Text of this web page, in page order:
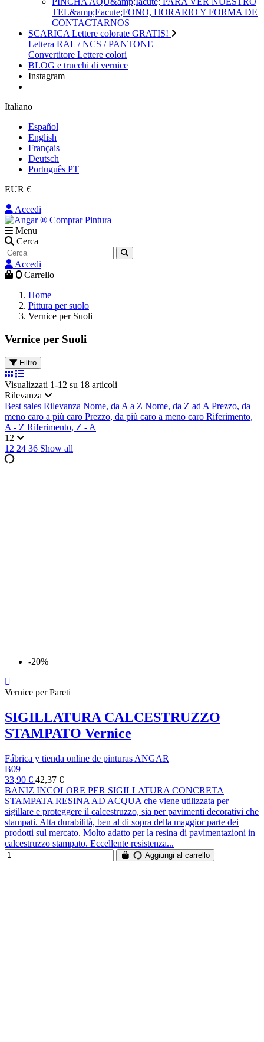
TEL&amp;Eacute;FONO, HORARIO Y FORMA DE
CONTACTARNOS
SCARICA Lettere colorate GRATIS!
Lettera RAL / NCS / PANTONE
Convertitore Lettere colori
BLOG e trucchi di vernice
Instagram
Italiano
Español
English
Français
Deutsch
Português PT
EUR €
Accedi
Menu
Cerca
Accedi
0 Carrello
Home
Pittura per suolo
Vernice per Suoli
Vernice per Suoli
Filtro
Visualizzati 1-12 su 18 articoli
Rilevanza
Best sales Rilevanza Nome, da A a Z Nome, da Z ad APrezzo, da
meno caro a più caro Prezzo, da più caro a meno caro Riferimento,
A - Z Riferimento, Z - A
12
12 24 36 Show all
-20%
Vernice per Pareti
SIGILLATURA CALCESTRUZZO
STAMPATO Vernice
Fábrica y tienda online de pinturas ANGAR
B09
33,90 € 42,37 €
BANIZ INCOLORE PER SIGILLATURA CONCRETA
STAMPATA RESINA AD ACQUA che viene utilizzata per
sigillare e proteggere il calcestruzzo, sia per pavimenti decorativi che
stampati. Alta durabilità, ben al di sopra della maggior parte dei
prodotti sul mercato. Molto adatto per la resina di pavimentazioni in
calcestruzzo stampato. Eccellente resistenza...
Aggiungi al carrello